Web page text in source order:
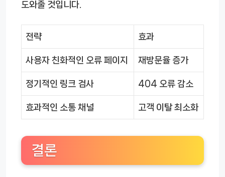
도와줄 것입니다.
전략 효과
사용자 친화적인 오류 페이지 재방문율 증가
정기적인 링크 검사 404 오류 감소
효과적인 소통 채널 고객 이탈 최소화
결론